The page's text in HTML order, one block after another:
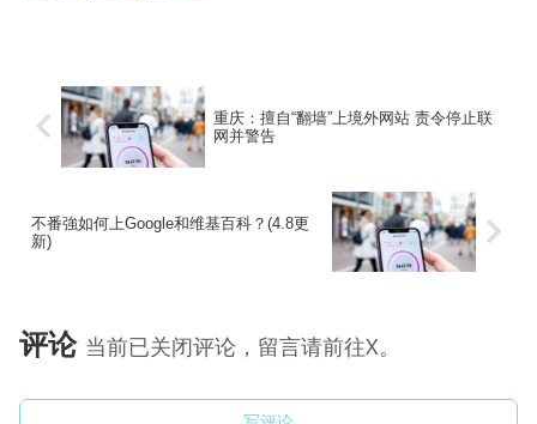
重庆：擅自“翻墙”上境外网站 责令停止联
网并警告
不番強如何上Google和维基百科？(4.8更
新)
评论 当前已关闭评论，留言请前往X。